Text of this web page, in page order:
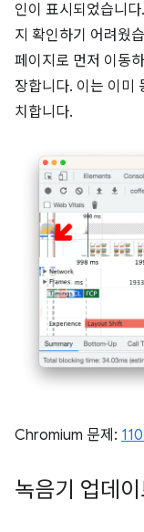
인이 표시되었습니
지 확인하기 어려웠
페이지로 먼저 이동
장합니다. 이는 이미
치합니다.
Chromium 문제:
녹음기 업데